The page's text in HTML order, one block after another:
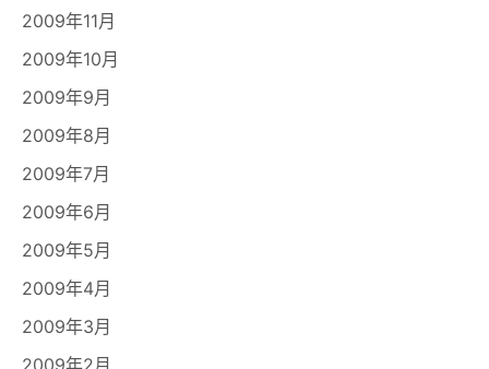
2009年11月
2009年10月
2009年9月
2009年8月
2009年7月
2009年6月
2009年5月
2009年4月
2009年3月
2009年2月